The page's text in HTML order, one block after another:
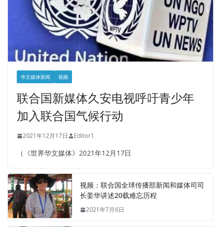
华文媒体新闻 视频
联合国新媒体久安电视呼吁青少年
加入联合国气候行动
2021年12月17日 Editor1
（《世界华文媒体》2021年12月17日
视频：联合国全球传播部新闻和媒体司司
长姜华讲述20载难忘历程
2021年7月6日